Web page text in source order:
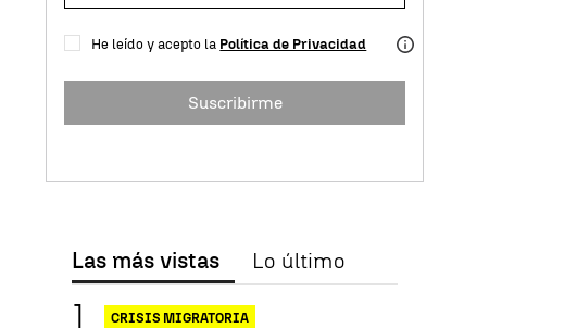
He leído y acepto la Política de Privacidad
Suscribirme
Las más vistas Lo último
CRISIS MIGRATORIA